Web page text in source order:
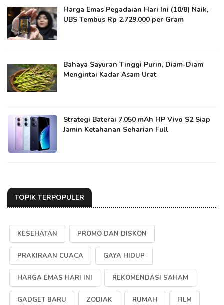
Harga Emas Pegadaian Hari Ini (10/8) Naik,
UBS Tembus Rp 2.729.000 per Gram
Bahaya Sayuran Tinggi Purin, Diam-Diam
Mengintai Kadar Asam Urat
Strategi Baterai 7.050 mAh HP Vivo S2 Siap
Jamin Ketahanan Seharian Full
TOPIK TERPOPULER
KESEHATAN PROMO DAN DISKON
PRAKIRAAN CUACA GAYA HIDUP
HARGA EMAS HARI INI REKOMENDASI SAHAM
GADGET BARU ZODIAK RUMAH FILM